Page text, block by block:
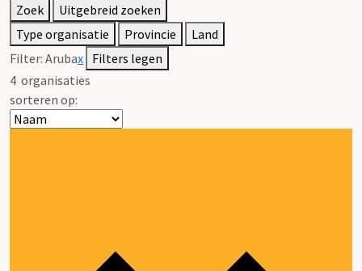
Zoek
Uitgebreid zoeken
Type organisatie
Provincie
Land
Filter: Arubax Filters legen
4 organisaties
sorteren op: